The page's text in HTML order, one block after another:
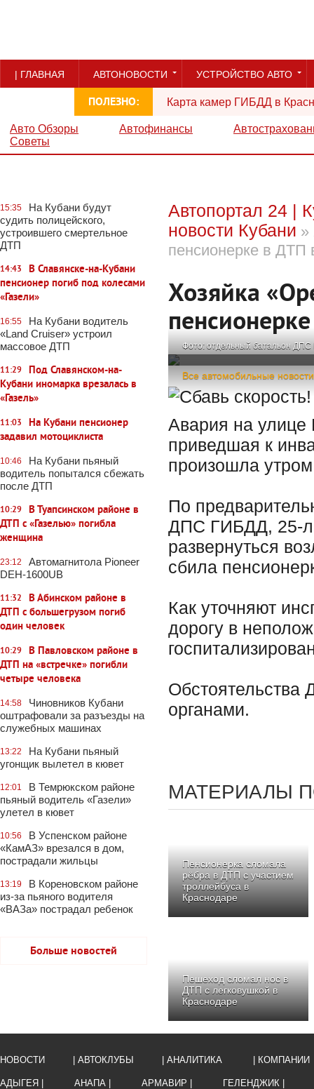
| ГЛАВНАЯ АВТОНОВОСТИ УСТРОЙСТВО АВТО
ПОЛЕЗНО: Карта камер ГИБДД в
Авто Обзоры Автофинансы
Советы
15:35
На Кубани будут
судить полицейского,
устроившего смертельное
ДТП
14:43
В Славянске-на-Кубани
пенсионер погиб под колесами
«Газели»
16:55
На Кубани водитель
«Land Cruiser» устроил
массовое ДТП
11:29
Под Славянском-на-
Кубани иномарка врезалась в
«Газель»
11:03
На Кубани пенсионер
задавил мотоциклиста
10:46
На Кубани пьяный
водитель попытался сбежать
после ДТП
10:29
В Туапсинском районе в
ДТП с «Газелью» погибла
женщина
23:12
Автомагнитола Pioneer
DEH-1600UB
11:32
В Абинском районе в
ДТП с большегрузом погиб
один человек
10:29
В Павловском районе в
ДТП на «встречке» погибли
четыре человека
14:58
Чиновников Кубани
оштрафовали за разъезды на
служебных машинах
13:22
На Кубани пьяный
угонщик вылетел в кювет
12:01
В Темрюкском районе
пьяный водитель «Газели»
улетел в кювет
10:56
В Успенском районе
«КамАЗ» врезался в дом,
пострадали жильцы
13:19
В Кореновском районе
из-за пьяного водителя
«ВАЗа» пострадал ребенок
Больше новостей
Автопортал 24 |
новости Кубани »
пенсионерке в ДТП
Хозяйка
Фото: отдельный батальон ДПС
Все автомобильные
Авария на улице
приведшая к
произошла
По
ДПС ГИБДД, 25-
развернуться
сбила
Как уточняют
дорогу в
Обстоятельства
органами.
МАТЕРИАЛЫ
Пенсионерка сломала
рёбра в ДТП с участием
троллейбуса в
Краснодаре
Пешеход сломал нос в
ДТП с легковушкой в
Краснодаре
НОВОСТИ | АВТОКЛУБЫ | АНАЛИТИКА | КОМПАНИИ
АДЫГЕЯ | АНАПА | АРМАВИР |
ГЕЛЕНДЖИК |